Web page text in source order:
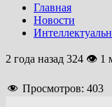
Главная
Новости
2 года назад 324 👁 1
Просмотров: 403